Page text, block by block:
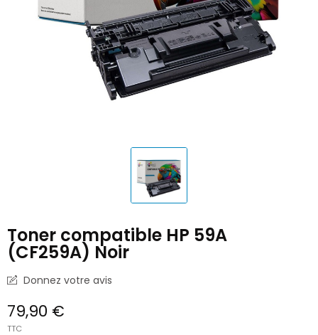
Toner compatible HP 59A
(CF259A) Noir
Donnez votre avis
79,90 €
TTC